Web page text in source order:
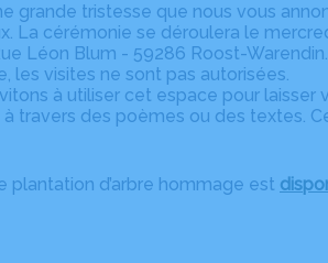
grande tristesse que nous vous
La cérémonie se déroulera le
Léon Blum - 59286 Roost-Warendin.
les visites ne sont pas autorisées.
à utiliser cet espace pour
travers des poèmes ou des textes.
plantation d’arbre hommage est